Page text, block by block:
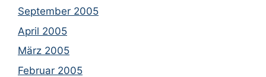
September 2005
April 2005
März 2005
Februar 2005